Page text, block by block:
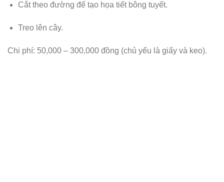
Cắt theo đường để tạo họa tiết bông tuyết.
Treo lên cây.
Chi phí: 50,000 – 300,000 đồng (chủ yếu là giấy và keo).